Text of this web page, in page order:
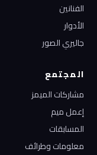
الفنانين
الأدوار
جاليري الصور
المجتمع
مشاركات الميمز
إعمل ميم
المسابقات
معلومات وطرائف